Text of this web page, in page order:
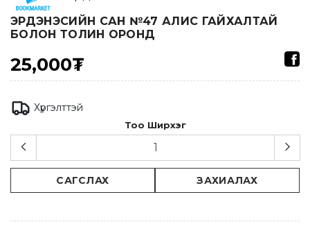
ЭРДЭНЭСИЙН САН №47 АЛИС ГАЙХАЛТАЙ
БОЛОН ТОЛИН ОРОНД
25,000₮
Хүргэлттэй
Тоо Ширхэг
САГСЛАХ ЗАХИАЛАХ